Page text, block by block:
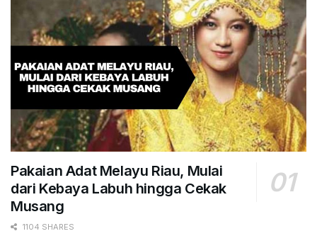
Pakaian Adat Melayu Riau, Mulai
dari Kebaya Labuh hingga Cekak
Musang
1104 SHARES